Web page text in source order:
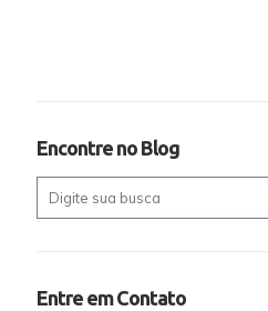
Encontre no Blog
Entre em Contato